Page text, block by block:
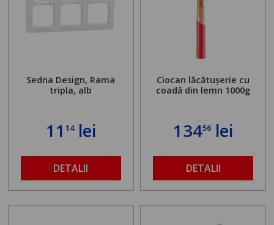
Sedna Design, Rama
tripla, alb
11 14lei
DETALII
Ciocan lăcătușerie cu
coadă din lemn 1000g
13456 lei
DETALII